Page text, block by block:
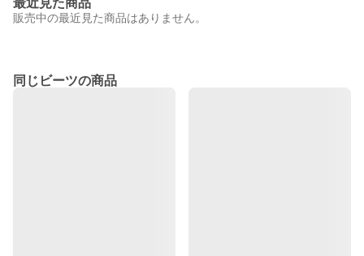
最近見た商品
販売中の最近見た商品はありません。
同じビーツの商品